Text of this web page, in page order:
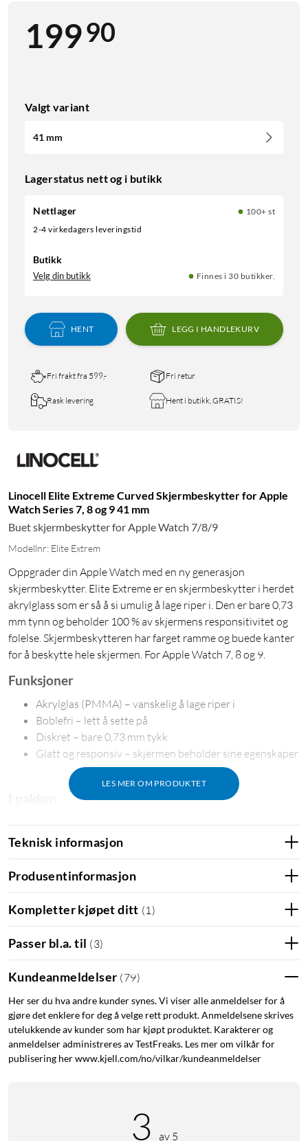
19990
Valgt variant
41 mm
Lagerstatus nett og i butikk
Nettlager
100+ st
2-4 virkedagers leveringstid
Butikk
Velg din butikk Finnes i 30 butikker.
HENT LEGG I HANDLEKURV
Fri frakt fra 599,- Fri retur
Rask levering Hent i butikk, GRATIS!
Linocell Elite Extreme Curved Skjermbeskytter for Apple
Watch Series 7, 8 og 9 41 mm
Buet skjermbeskytter for Apple Watch 7/8/9
Modellnr: Elite Extrem
Oppgrader din Apple Watch med en ny generasjon
skjermbeskytter. Elite Extreme er en skjermbeskytter i herdet
akrylglass som er så å si umulig å lage riper i. Den er bare 0,73
mm tynn og beholder 100 % av skjermens responsitivitet og
følelse. Skjermbeskytteren har farget ramme og buede kanter
for å beskytte hele skjermen. For Apple Watch 7, 8 og 9.
LES MER OM PRODUKTET
Funksjoner
Akrylglas (PMMA) – vanskelig å lage riper i
Boblefri – lett å sette på
Diskret – bare 0,73 mm tykk
Glatt og responsiv – skjermen beholder sine egenskaper
Skjermbeskytter i akrylglass
Mikrofiberduk
Rengjøringsmiddel
Støvfjerner
Teknisk informasjon
Produsentinformasjon
Kompletter kjøpet ditt (1 )
Passer bl.a. til (3)
Kundeanmeldelser (79)
Her ser du hva andre kunder synes. Vi viser alle anmeldelser for å
gjøre det enklere for deg å velge rett produkt. Anmeldelsene skrives
utelukkende av kunder som har kjøpt produktet. Karakterer og
anmeldelser administreres av TestFreaks. Les mer om vilkår for
publisering her www.kjell.com/no/vilkar/kundeanmeldelser
3 av 5